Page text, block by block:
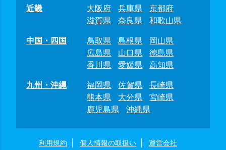
近畿
大阪府 兵庫県
京都府
滋賀県
奈良県
和歌山県
中国・四国
鳥取県 島根県
岡山県
広島県
山口県
徳島県
香川県
愛媛県
高知県
九州・沖縄
福岡県 佐賀県
長崎県
熊本県
大分県
宮崎県
鹿児島県
沖縄県
利用規約 個人情報の取扱い 運営会社